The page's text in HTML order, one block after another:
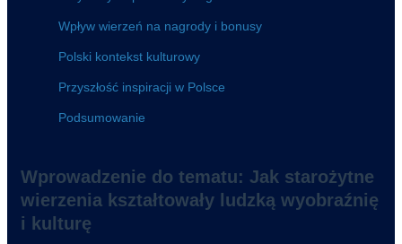
Wpływ wierzeń na nagrody i bonusy
Polski kontekst kulturowy
Przyszłość inspiracji w Polsce
Podsumowanie
Wprowadzenie do tematu: Jak starożytne
wierzenia kształtowały ludzką wyobraźnię
i kulturę